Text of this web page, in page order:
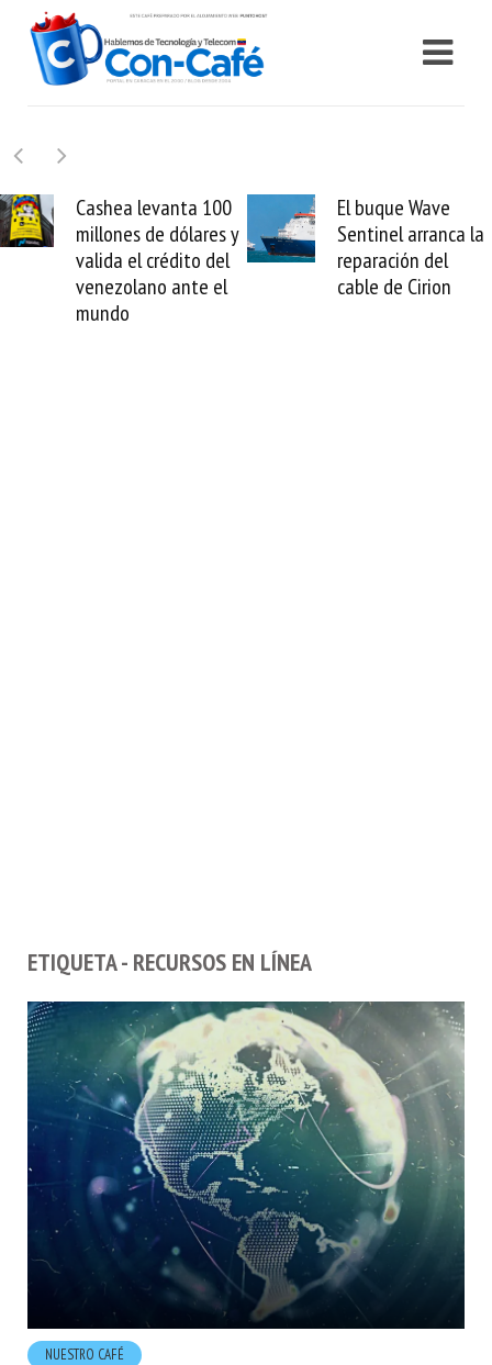
Cashea levanta 100
millones de dólares y
valida el crédito del
venezolano ante el
mundo
El buque Wave
Sentinel arranca la
reparación del
cable de Cirion
ETIQUETA - RECURSOS EN LÍNEA
NUESTRO CAFÉ